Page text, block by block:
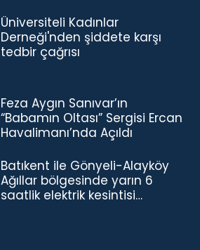
Üniversiteli Kadınlar
Derneği'nden şiddete karşı
tedbir çağrısı
Feza Aygın Sanıvar’ın
“Babamın Oltası” Sergisi Ercan
Havalimanı’nda Açıldı
Batıkent ile Gönyeli-Alayköy
Ağıllar bölgesinde yarın 6
saatlik elektrik kesintisi…